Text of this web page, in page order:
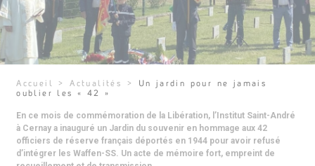
Accueil >Actualités >
Un jardin pour ne jamais
oublier les « 42 »
En ce mois de commémoration de la Libération, l’Institut Saint-André
à Cernay a inauguré un Jardin du souvenir en hommage aux 42
officiers de réserve français déportés en 1944 pour avoir refusé
d’intégrer les Waffen-SS. Un acte de mémoire fort, empreint de